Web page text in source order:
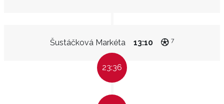
Šustáčková Markéta 13:10 7
23:36